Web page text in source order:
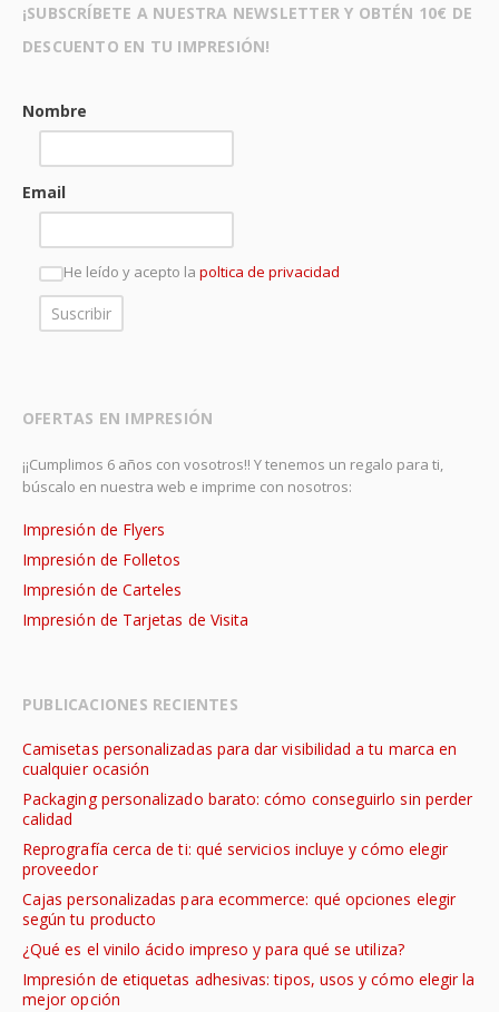
¡SUBSCRÍBETE A NUESTRA NEWSLETTER Y OBTÉN 10€ DE
DESCUENTO EN TU IMPRESIÓN!
Nombre
Email
He leído y acepto la poltica de privacidad
OFERTAS EN IMPRESIÓN
¡¡Cumplimos 6 años con vosotros!! Y tenemos un regalo para ti,
búscalo en nuestra web e imprime con nosotros:
Impresión de Flyers
Impresión de Folletos
Impresión de Carteles
Impresión de Tarjetas de Visita
PUBLICACIONES RECIENTES
Camisetas personalizadas para dar visibilidad a tu marca en
cualquier ocasión
Packaging personalizado barato: cómo conseguirlo sin perder
calidad
Reprografía cerca de ti: qué servicios incluye y cómo elegir
proveedor
Cajas personalizadas para ecommerce: qué opciones elegir
según tu producto
¿Qué es el vinilo ácido impreso y para qué se utiliza?
Impresión de etiquetas adhesivas: tipos, usos y cómo elegir la
mejor opción